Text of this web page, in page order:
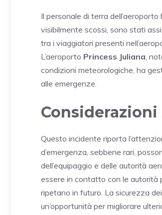
Il personale di terra
visibilmente scossi, sono stati
tra i viaggiatori presenti
L’aeroporto Princess Juliana,
condizioni meteorologiche, ha
alle emergenze.
Considerazioni
Questo incidente riporta
d’emergenza, sebbene rari,
dell’equipaggio e delle autorità
essere in contatto con le autorità
ripetano in futuro. La sicurezza
un’opportunità per migliorare